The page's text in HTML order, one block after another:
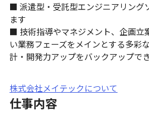
■ 派遣型・受託型エンジニアリング
ます
■ 技術指導やマネジメント、企画立
い業務フェーズをメインとする多彩
計・開発力アップをバックアップで
株式会社メイテックについて
仕事内容